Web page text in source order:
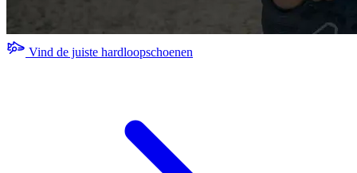
Vind de juiste hardloopschoenen